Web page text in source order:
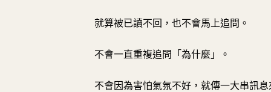
就算被已讀不回，也不會馬上追問。
不會一直重複追問「為什麼」。
不會因為害怕氣氛不好，就傳一大串訊息